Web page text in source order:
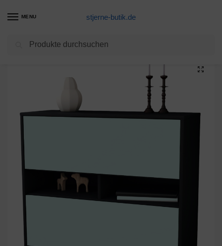
MENU stjerne-butik.de
Unkategorisiert / Sideboard Dalia, Mint (92x79x35cm)